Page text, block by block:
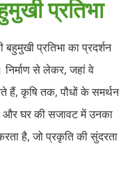
प्रतिभा
बहुमुखी प्रतिभा का प्रदर्शन
निर्माण से लेकर, जहां वे
हैं, कृषि तक, पौधों के समर्थन
और घर की सजावट में उनका
है, जो प्रकृति की सुंदरता